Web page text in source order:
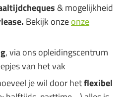
& mogelijkheid
Bekijk onzeonze
, via ons opleidingscentrum
van het vak
je wil door hetflexibel